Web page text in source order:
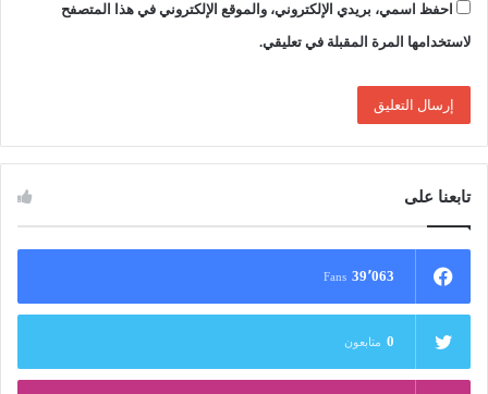
احفظ اسمي، بريدي الإلكتروني، والموقع الإلكتروني في هذا المتصفح
لاستخدامها المرة المقبلة في تعليقي.
تابعنا على
39٬063 Fans
0 متابعون